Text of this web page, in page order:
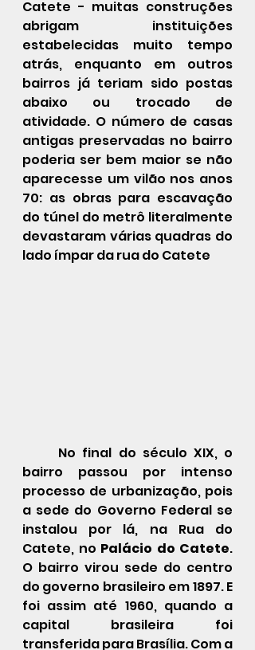
Catete - muitas construções
abrigam instituições
estabelecidas muito tempo
atrás, enquanto em outros
bairros já teriam sido postas
abaixo ou trocado de
atividade. O número de casas
antigas preservadas no bairro
poderia ser bem maior se não
aparecesse um vilão nos anos
70: as obras para escavação
do túnel do metrô literalmente
devastaram várias quadras do
lado ímpar da rua do Catete
No final do século XIX, o
bairro passou por intenso
processo de urbanização, pois
a sede do Governo Federal se
instalou por lá, na Rua do
Catete, no Palácio do Catete.
O bairro virou sede do centro
do governo brasileiro em 1897. E
foi assim até 1960, quando a
capital brasileira foi
transferida para Brasília. Com a